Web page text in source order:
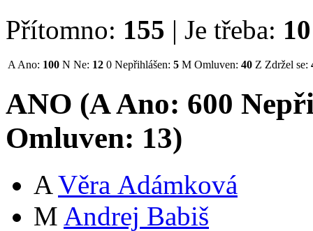
Přítomno: 155 | Je třeba:
A Ano: 100 N Ne: 12 0 Nepřihlášen: 5 M Omluven: 40 Z Zdržel se:
ANO (AAno: 600
Omluven: 13)
A Věra Adámková
M Andrej Babiš